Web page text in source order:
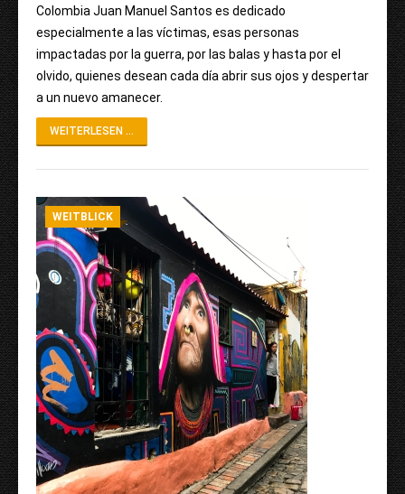
Colombia Juan Manuel Santos es dedicado
especialmente a las víctimas, esas personas
impactadas por la guerra, por las balas y hasta por el
olvido, quienes desean cada día abrir sus ojos y despertar
a un nuevo amanecer.
WEITERLESEN ...
WEITBLICK